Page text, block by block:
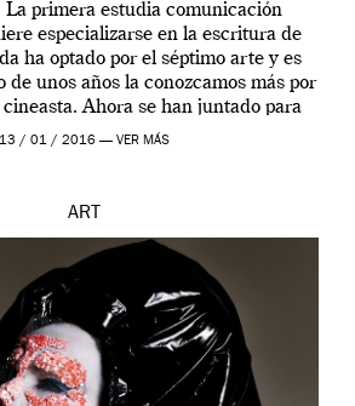
La primera estudia comunicación
especializarse en la escritura de
ha optado por el séptimo arte y es
de unos años la conozcamos más por
Ahora se han juntado para
contarnos una […]
13 / 01 / 2016 — VER MÁS
ART